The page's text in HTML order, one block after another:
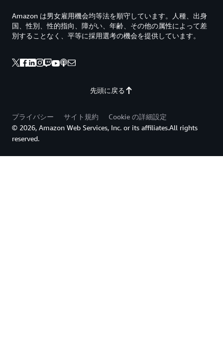
先頭に戻る
Amazon は男女雇用機会均等法を順守しています。人種、出身
国、性別、性的指向、障がい、年齢、その他の属性によって差
別することなく、平等に採用選考の機会を提供しています。
プライバシー サイト規約
Cookie の詳細設定
© 2026, Amazon Web Services, Inc. or its affiliates.All rights
reserved.